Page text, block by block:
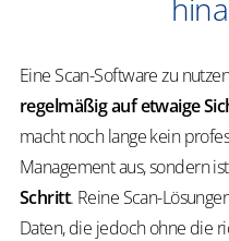
Eine Scan-Software zu
regelmäßig auf etwaige
macht noch lange kein
Managementaus, sondern ist
Schritt. Reine Scan-
Daten, die jedoch ohne die